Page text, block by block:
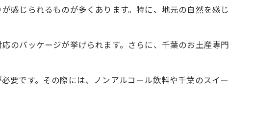
ト紹介
産提案
せる楽しみ方
時間の演出
ーハイの魅力
文化
感じられるものが多くあります。特に、地元の自然を感じ
のパッケージが挙げられます。さらに、千葉のお土産専門
要です。その際には、ノンアルコール飲料や千葉のスイー